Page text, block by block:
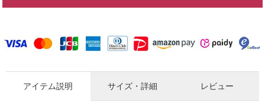
アイテム説明 サイズ・詳細 レビュー